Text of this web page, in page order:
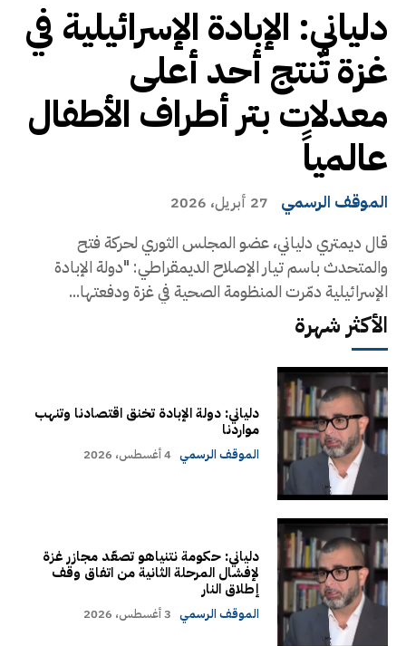
دلياني: الإبادة الإسرائيلية في
غزة تُنتج أحد أعلى
معدلات بتر أطراف الأطفال
عالمياً
الموقف الرسمي 27 أبريل، 2026
قال ديمتري دلياني، عضو المجلس الثوري لحركة فتح
والمتحدث باسم تيار الإصلاح الديمقراطي: "دولة الإبادة
الإسرائيلية دمّرت المنظومة الصحية في غزة ودفعتها...
الأكثر شهرة
دلياني: دولة الإبادة تخنق اقتصادنا وتنهب
مواردنا
الموقف الرسمي 4 أغسطس، 2026
دلياني: حكومة نتنياهو تصعّد مجازر غزة
لإفشال المرحلة الثانية من اتفاق وقف
إطلاق النار
الموقف الرسمي 3 أغسطس، 2026